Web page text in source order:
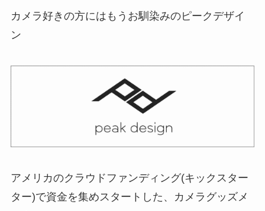
カメラ好きの方にはもうお馴染みのピークデザイ
ン
アメリカのクラウドファンディング(キックスター
ター)で資金を集めスタートした、カメラグッズメ